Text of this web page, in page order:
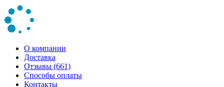
О компании
Доставка
Отзывы (661)
Способы оплаты
Контакты